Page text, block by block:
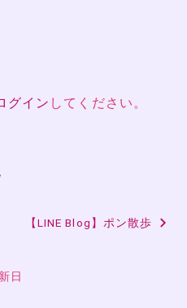
グイン してください。
【LINE Blog】ポン散歩
日